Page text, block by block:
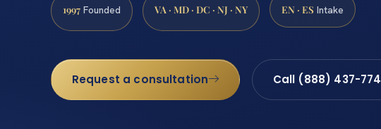
1997 Founded VA · MD · DC · NJ · NY EN · ES Intake
Request a consultation Call (888) 437-